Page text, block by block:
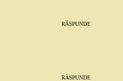
RĂSPUNDE
RĂSPUNDE